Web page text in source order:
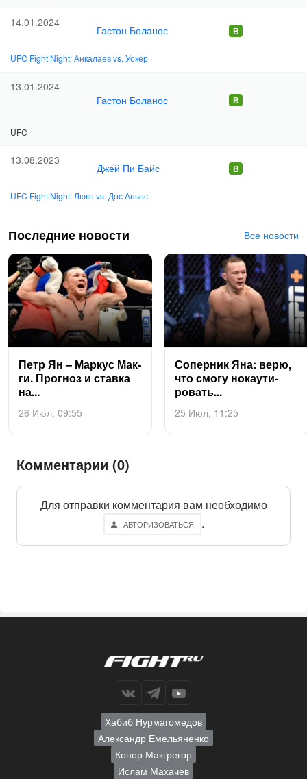
14.01.2024
Гастон Боланос
UFC Fight Night: Анкалаев vs. Уокер
13.01.2024
Гастон Боланос
UFC
13.08.2023
Джей Пи Байс
UFC Fight Night: Люке vs. Дос Аньос
Последние новости Все новости
Петр Ян – Мар­кус Мак­
ги. Прог­ноз и став­ка
на...
26 Июл, 09:55
Со­пер­ник Яна: ве­рю,
что смо­гу но­ка­ути­
ровать...
25 Июл, 11:25
Комментарии (0)
Для отправки комментария вам необходимо
АВТОРИЗОВАТЬСЯ .
Хабиб Нурмагомедов
Александр Емельяненко
Конор Макгрегор
Ислам Махачев